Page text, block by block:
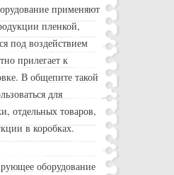
применяют
пленкой,
под воздействием
прилегает к
В общепите такой
для
отдельных товаров,
в коробках.
оборудование